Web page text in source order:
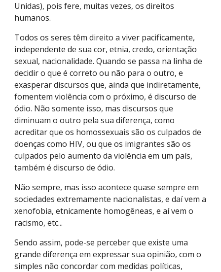
Unidas), pois fere, muitas vezes, os direitos
humanos.
Todos os seres têm direito a viver pacificamente,
independente de sua cor, etnia, credo, orientação
sexual, nacionalidade. Quando se passa na linha de
decidir o que é correto ou não para o outro, e
exasperar discursos que, ainda que indiretamente,
fomentem violência com o próximo, é discurso de
ódio. Não somente isso, mas discursos que
diminuam o outro pela sua diferença, como
acreditar que os homossexuais são os culpados de
doenças como HIV, ou que os imigrantes são os
culpados pelo aumento da violência em um país,
também é discurso de ódio.
Não sempre, mas isso acontece quase sempre em
sociedades extremamente nacionalistas, e daí vem a
xenofobia, etnicamente homogêneas, e aí vem o
racismo, etc...
Sendo assim, pode-se perceber que existe uma
grande diferença em expressar sua opinião, com o
simples não concordar com medidas políticas,